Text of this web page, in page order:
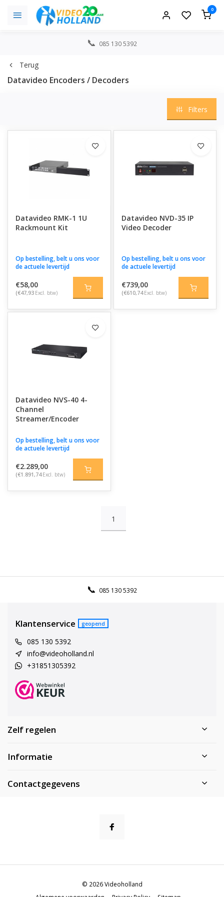
0
085 130 5392
Terug
Datavideo Encoders / Decoders
Filters
Datavideo RMK-1 1U
Rackmount Kit
Op bestelling, belt u ons voor
de actuele levertijd
€58,00
(€47,93 Excl. btw)
Datavideo NVD-35 IP
Video Decoder
Op bestelling, belt u ons voor
de actuele levertijd
€739,00
(€610,74 Excl. btw)
Datavideo NVS-40 4-
Channel
Streamer/Encoder
Op bestelling, belt u ons voor
de actuele levertijd
€2.289,00
(€1.891,74 Excl. btw)
1
085 130 5392
Klantenservice geopend
085 130 5392
info@videoholland.nl
+31851305392
Zelf regelen
Informatie
Contactgegevens
© 2026 Videoholland